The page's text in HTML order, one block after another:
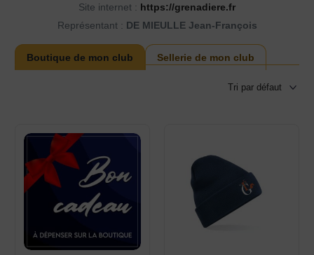
Site internet : https://grenadiere.fr
Représentant : DE MIEULLE Jean-François
Boutique de mon club Sellerie de mon club